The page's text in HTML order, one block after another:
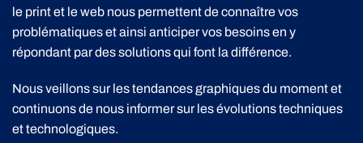
le print et le web nous permettent de connaître vos
problématiques et ainsi anticiper vos besoins en y
répondant par des solutions qui font la différence.
Nous veillons sur les tendances graphiques du moment et
continuons de nous informer sur les évolutions techniques
et technologiques.